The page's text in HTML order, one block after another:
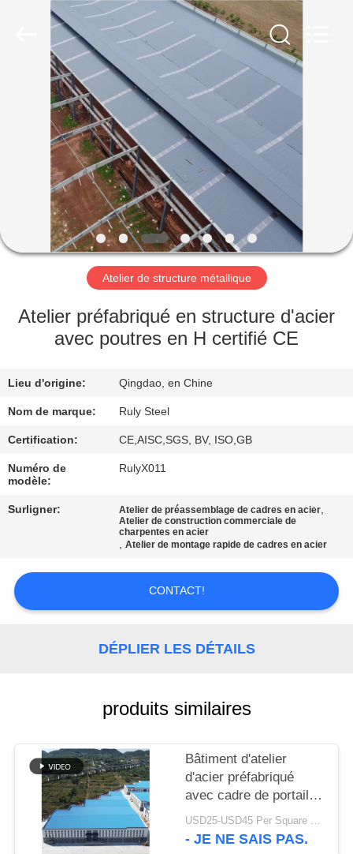
MAISON
PRODUITS
VIDÉOS
VR
SHOW
AU
SUJET
NOUS
VISITE
D'USINE
CONTRÔLE
CONTACTEZ-
SOLUTION
DE
DÉFAUT
BLOG
Atelier de structure métallique
Atelier préfabriqué en structure d'acier
avec poutres en H certifié CE
Lieu d'origine: Qingdao, en Chine
Nom de marque: Ruly Steel
Certification: CE,AISC,SGS, BV, ISO,GB
Numéro de
modèle:
RulyX011
Surligner: Atelier de préassemblage de cadres en acier,
Atelier de construction commerciale de
charpentes en acier
,Atelier de montage rapide de cadres en acier
CONTACT!
DÉPLIER LES DÉTAILS
produits similaires
Bâtiment d'atelier
d'acier préfabriqué
avec cadre de portail
galvanisé
USD25-USD45 Per Square Meter MOQ:200 mètres carrés
- JE NE SAIS PAS.